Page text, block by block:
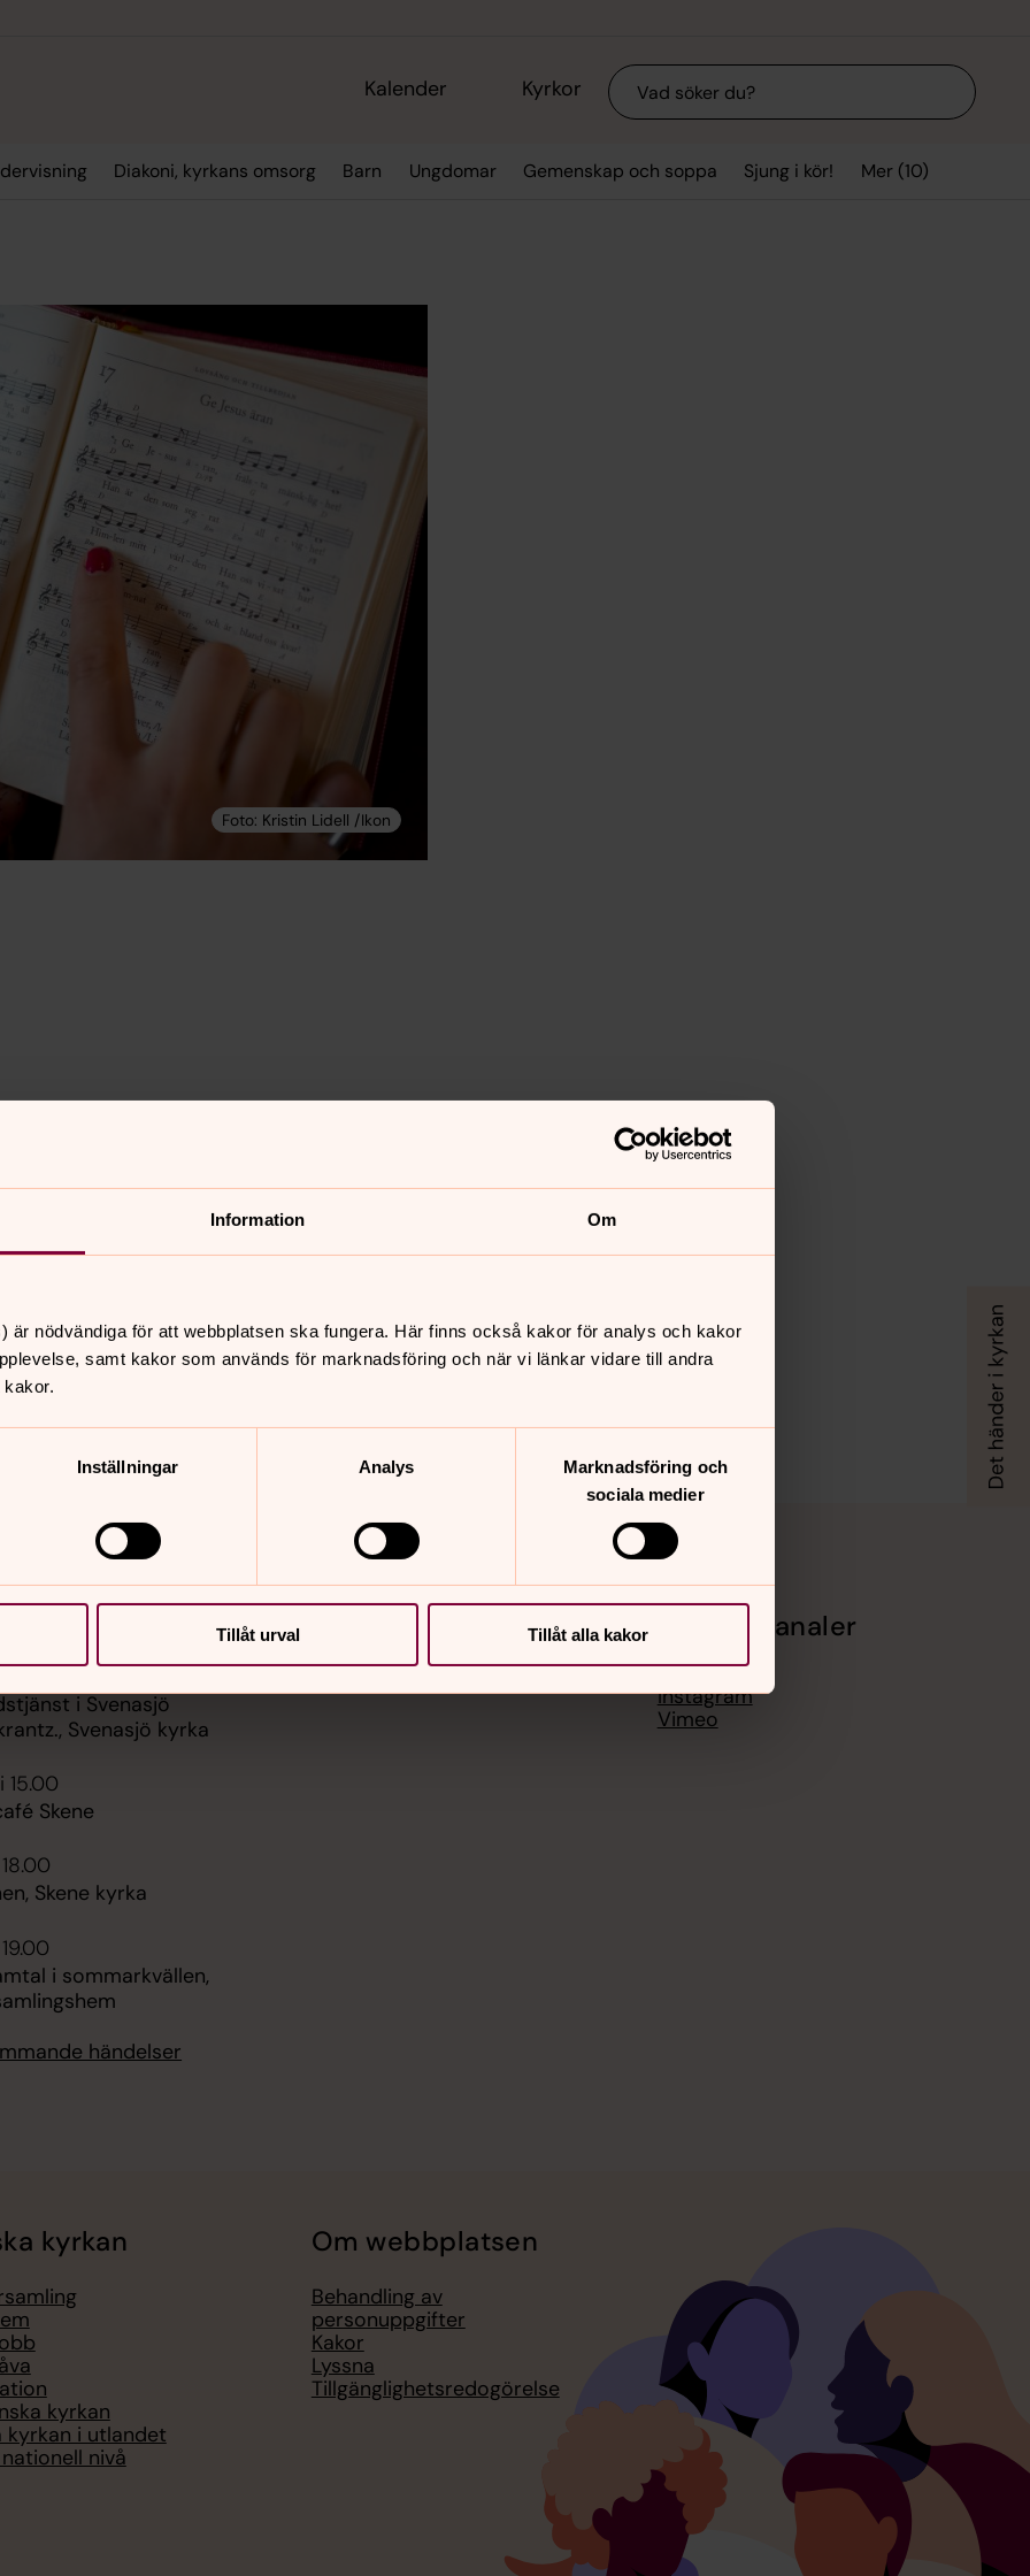
Information Om
är nödvändiga för att webbplatsen ska fungera. Här finns också kakor för analys och kakor
samt kakor som används för marknadsföring och när vi länkar vidare till andra
Inställningar Analys
Marknadsföring och
sociala medier
Tillåt urval Tillåt alla kakor
Kalender Kyrkor Sök
Diakoni, kyrkans omsorg Barn Ungdomar Gemenskap och soppa Sjung i kör! Mer (10)
din favoritpsalm!
i Svenasjö
Svenasjö kyrka
15.00
Skene
Skene kyrka
i sommarkvällen,
händelser
Hitta snabbt
Sidkarta
Sociala kanaler
Facebook
Instagram
Vimeo
kyrkan
kyrkan
kyrkan i utlandet
nivå
Om webbplatsen
Behandling av
personuppgifter
Kakor
Lyssna
Tillgänglighetsredogörelse